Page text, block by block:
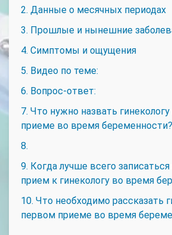
2. Данные о месячных периодах
3. Прошлые и нынешние
4. Симптомы и ощущения
5. Видео по теме:
6. Вопрос-ответ:
7. Что нужно назвать
приеме во время беременности?
8.
9. Когда лучше всего
прием к гинекологу во время
10. Что необходимо рассказать
первом приеме во время